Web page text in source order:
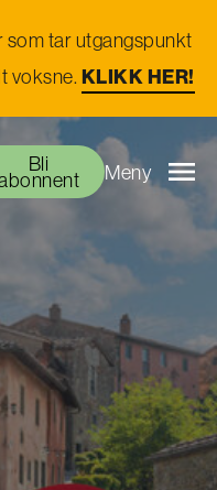
som tar utgangspunkt
voksne.KLIKK HER!
Bli Meny